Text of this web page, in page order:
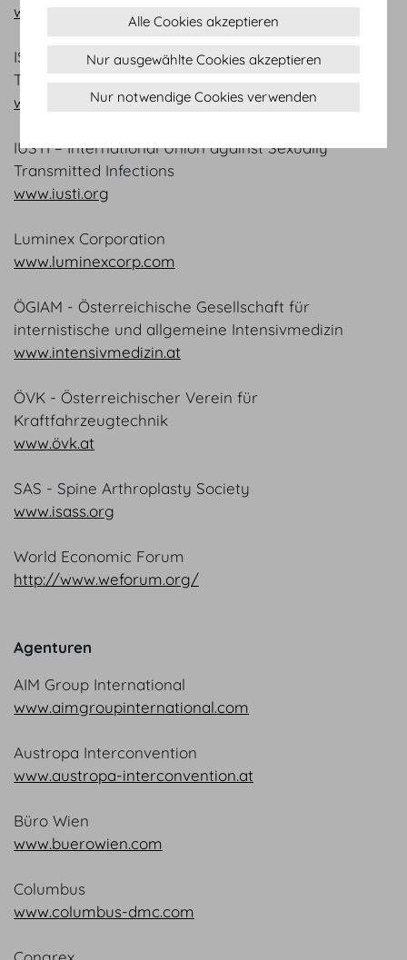
www.freemedia.at
ISHLT - International Society for Heart and Lung
Transplantation
www.ishlt.org
IUSTI – International Union against Sexually
Transmitted Infections
www.iusti.org
Luminex Corporation
www.luminexcorp.com
ÖGIAM - Österreichische Gesellschaft für
internistische und allgemeine Intensivmedizin
www.intensivmedizin.at
ÖVK - Österreichischer Verein für
Kraftfahrzeugtechnik
www.övk.at
SAS - Spine Arthroplasty Society
www.isass.org
World Economic Forum
http://www.weforum.org/
Agenturen
AIM Group International
www.aimgroupinternational.com
Austropa Interconvention
www.austropa-interconvention.at
Büro Wien
www.buerowien.com
Columbus
www.columbus-dmc.com
Alle Cookies akzeptieren
Nur ausgewählte Cookies akzeptieren
Nur notwendige Cookies verwenden